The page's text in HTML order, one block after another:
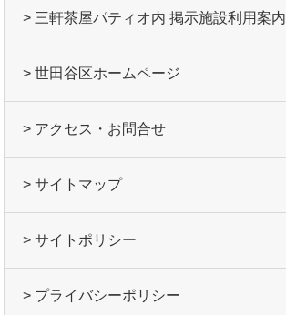
> 三軒茶屋パティオ内 掲示施設利用案内
> 世田谷区ホームページ
> アクセス・お問合せ
> サイトマップ
> サイトポリシー
> プライバシーポリシー